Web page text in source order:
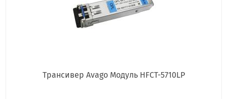
Трансивер Avago Модуль HFCT-5710LP